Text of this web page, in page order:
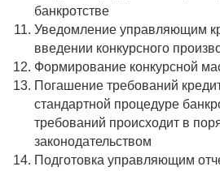
банкротстве
Уведомление управляющим
введении конкурсного
Формирование конкурсной
Погашение требований
стандартной процедуре
требований происходит в
законодательством
Подготовка управляющим